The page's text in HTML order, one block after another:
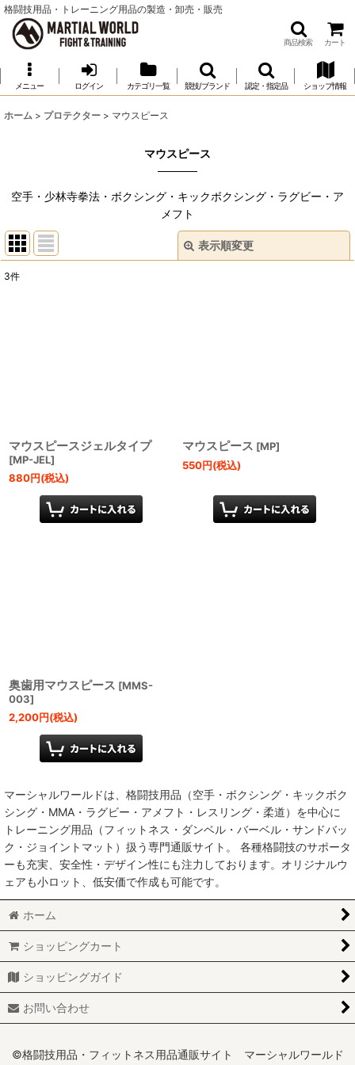
格闘技用品・トレーニング用品の製造・卸売・販売
商品検索 カート
メニュー ログイン カテゴリ一覧 競技/ブランド 認定・指定品 ショップ情報
ホーム > プロテクター > マウスピース
マウスピース
空手・少林寺拳法・ボクシング・キックボクシング・ラグビー・ア
メフト
表示順変更
3件
マウスピースジェルタイプ
[MP-JEL]
880円(税込)
マウスピース [MP]
550円(税込)
奥歯用マウスピース [MMS-
003]
2,200円(税込)
マーシャルワールドは、格闘技用品（空手・ボクシング・キックボク
シング・MMA・ラグビー・アメフト・レスリング・柔道）を中心に
トレーニング用品（フィットネス・ダンベル・バーベル・サンドバッ
ク・ジョイントマット）扱う専門通販サイト。 各種格闘技のサポータ
ーも充実、安全性・デザイン性にも注力しております。オリジナルウ
ェアも小ロット、低安価で作成も可能です。
ホーム
ショッピングカート
ショッピングガイド
お問い合わせ
©格闘技用品・フィットネス用品通販サイト マーシャルワールド